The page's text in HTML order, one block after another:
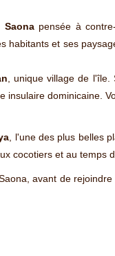
Saonapensée à
habitants et ses
, unique village de l'île.
insulaire dominicaine.
, l'une des plus belles
cocotiers et au temps
avant de rejoindre